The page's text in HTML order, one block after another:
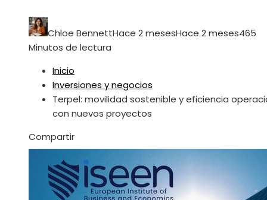
Chloe BennettHace 2 mesesHace 2 meses465
Minutos de lectura
Inicio
Inversiones y negocios
Terpel: movilidad sostenible y eficiencia
con nuevos proyectos
Facebook
Twitter
LinkedIn
Pinterest
Stumbleupon
Email
Compartir